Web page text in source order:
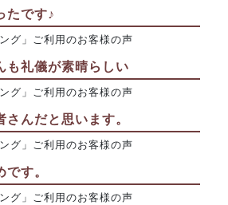
たです♪
グ」ご利用のお客様の声
も礼儀が素晴らしい
グ」ご利用のお客様の声
さんだと思います。
グ」ご利用のお客様の声
す。
グ」ご利用のお客様の声